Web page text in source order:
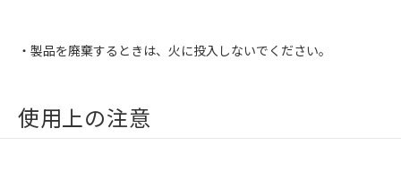
・製品を廃棄するときは、火に投入しないでください。
使用上の注意